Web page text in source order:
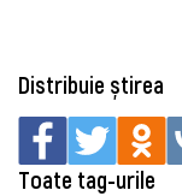
Distribuie știrea
Toate tag-urile